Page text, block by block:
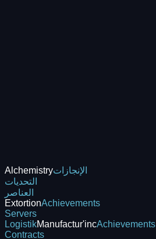
Alchemistryالإنجازات
التحديات
العناصر
ExtortionAchievements
Servers
LogistikManufactur'incAchievements
Contracts